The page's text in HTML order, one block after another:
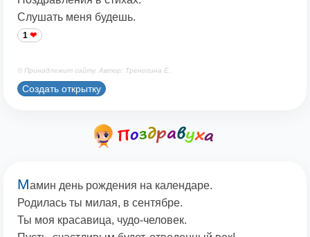
Слушать меня будешь.
1
© Принадлежит сайту. Автор: Треногина Е.
Создать открытку
Мамин день рождения на календаре.
Родилась ты милая, в сентябре.
Ты моя красавица, чудо-человек.